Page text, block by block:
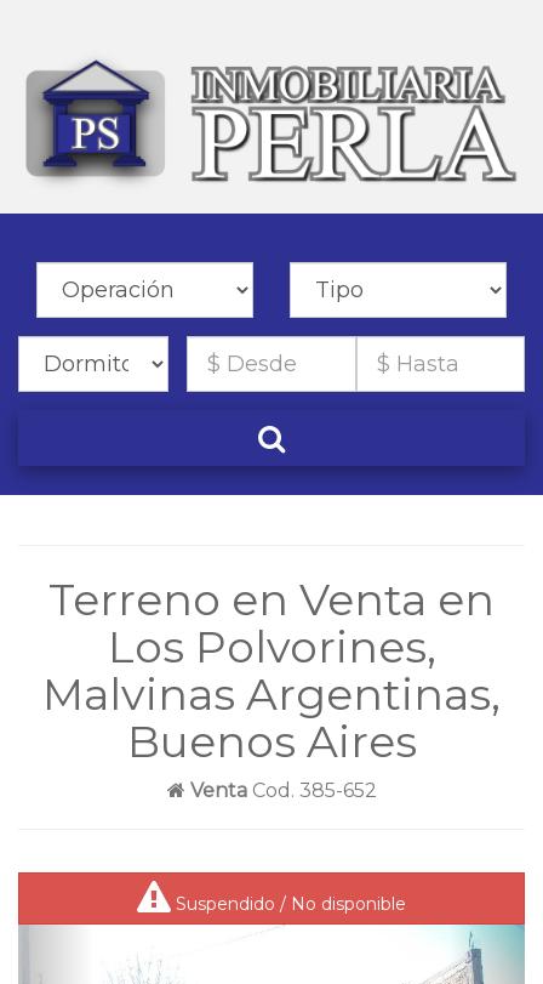
Terreno en Venta en
Los Polvorines,
Malvinas Argentinas,
Buenos Aires
VentaCod. 385-652
Suspendido / No disponible